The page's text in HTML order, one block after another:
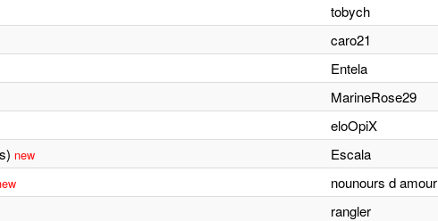
tobych
caro21
Entela
MarineRose29
eloOpiX
new Escala
nounours d amour
rangler